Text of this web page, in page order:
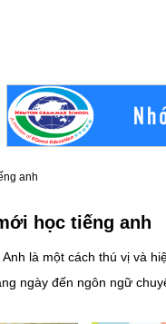
anh
học tiếng anh
là một cách thú vị và
ngày đến ngôn ngữ